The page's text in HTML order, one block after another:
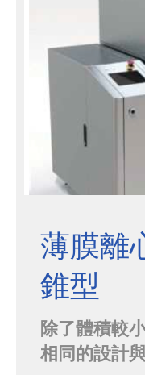
孔設計，讓
的薄膜，再
迅速...
薄膜離
錐型
除了體積較
相同的設計